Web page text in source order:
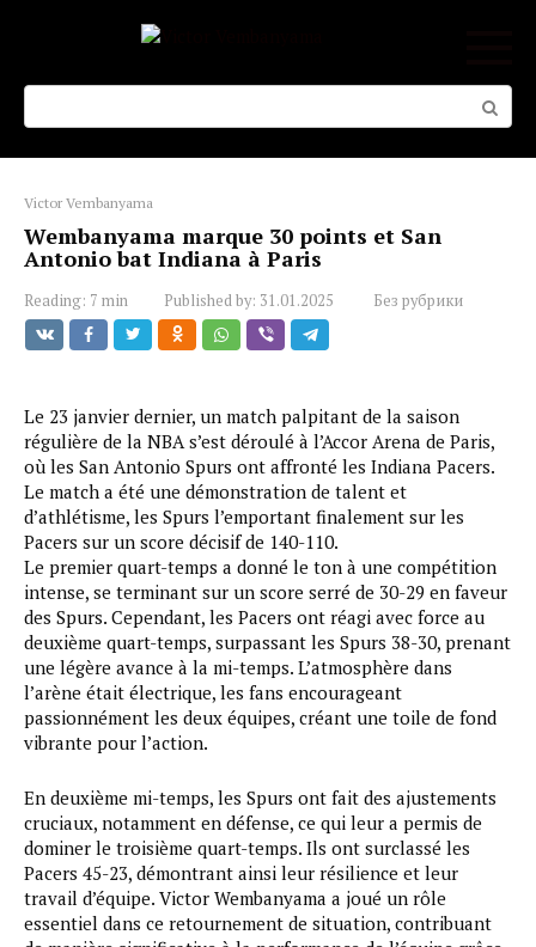
Search:
Victor Vembanyama
Wembanyama marque 30 points et San
Antonio bat Indiana à Paris
Reading: 7 min Published by: 31.01.2025 Без рубрики
Le 23 janvier dernier, un match palpitant de la saison
régulière de la NBA s’est déroulé à l’Accor Arena de Paris,
où les San Antonio Spurs ont affronté les Indiana Pacers.
Le match a été une démonstration de talent et
d’athlétisme, les Spurs l’emportant finalement sur les
Pacers sur un score décisif de 140-110.
Le premier quart-temps a donné le ton à une compétition
intense, se terminant sur un score serré de 30-29 en faveur
des Spurs. Cependant, les Pacers ont réagi avec force au
deuxième quart-temps, surpassant les Spurs 38-30, prenant
une légère avance à la mi-temps. L’atmosphère dans
l’arène était électrique, les fans encourageant
passionnément les deux équipes, créant une toile de fond
vibrante pour l’action.
En deuxième mi-temps, les Spurs ont fait des ajustements
cruciaux, notamment en défense, ce qui leur a permis de
dominer le troisième quart-temps. Ils ont surclassé les
Pacers 45-23, démontrant ainsi leur résilience et leur
travail d’équipe. Victor Wembanyama a joué un rôle
essentiel dans ce retournement de situation, contribuant